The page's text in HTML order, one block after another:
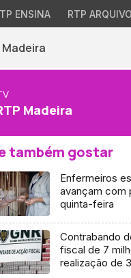
ENSINA RTP
Madeira
Madeira
também gostar
Enfermeiros
avançam com
quinta-feira
Contrabando
fiscal de 7
realização de